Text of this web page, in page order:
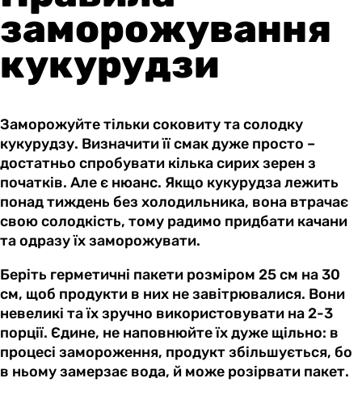
заморожування
кукурудзи
Заморожуйте тільки соковиту та солодку
кукурудзу. Визначити її смак дуже просто –
достатньо спробувати кілька сирих зерен з
початків. Але є нюанс. Якщо кукурудза лежить
понад тиждень без холодильника, вона втрачає
свою солодкість, тому радимо придбати качани
та одразу їх заморожувати.
Беріть герметичні пакети розміром 25 см на 30
см, щоб продукти в них не завітрювалися. Вони
невеликі та їх зручно використовувати на 2-3
порції. Єдине, не наповнюйте їх дуже щільно: в
процесі замороження, продукт збільшується, бо
в ньому замерзає вода, й може розірвати пакет.